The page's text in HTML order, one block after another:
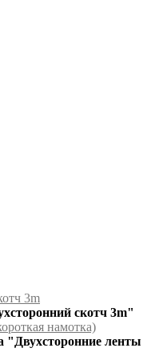
3m
скотч 3m"
намотка)
"Двухсторонние ленты